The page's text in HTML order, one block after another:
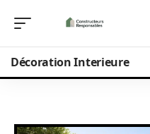
Décoration Interieure